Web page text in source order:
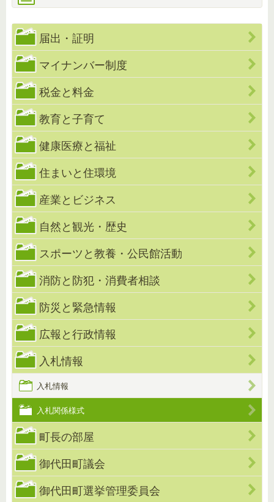
届出・証明
マイナンバー制度
税金と料金
教育と子育て
健康医療と福祉
住まいと住環境
産業とビジネス
自然と観光・歴史
スポーツと教養・公民館活動
消防と防犯・消費者相談
防災と緊急情報
広報と行政情報
入札情報
入札情報
入札関係様式
町長の部屋
御代田町議会
御代田町選挙管理委員会